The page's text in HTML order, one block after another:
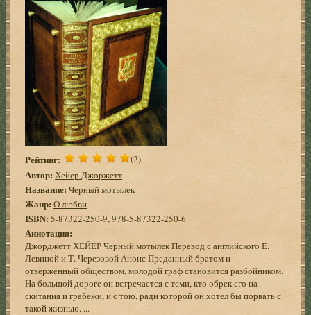
Рейтинг: (2)
Автор: Хейер Джоржетт
Название: Черный мотылек
Жанр: О любви
ISBN: 5-87322-250-9, 978-5-87322-250-6
Аннотация:
Джорджетт ХЕЙЕР Черный мотылек Перевод с английского Е.
Левиной и Т. Черезовой Анонс Преданный братом и
отверженный обществом, молодой граф становится разбойником.
На большой дороге он встречается с теми, кто обрек его на
скитания и грабежи, и с тою, ради которой он хотел бы порвать с
такой жизнью. ...